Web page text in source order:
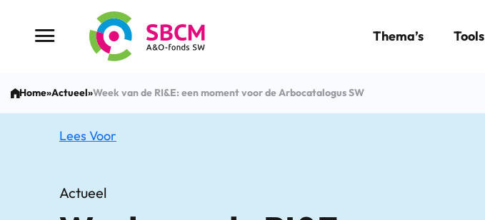
Menu button Thema’s Tools
Home»Actueel»Week van de RI&E: een moment voor de Arbocatalogus SW
Lees Voor
Actueel